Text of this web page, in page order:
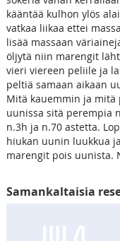
kääntää kulhon ylös
vatkaa liikaa ettei
lisää massaan
öljytä niin marengit
vieri viereen peliile ja
peltiä samaan aikaan
Mitä kauemmin ja
uunissa sitä perempia
n.3h ja n.70 astetta.
hiukan uunin luukkua
marengit pois uunista.
Samankaltaisia